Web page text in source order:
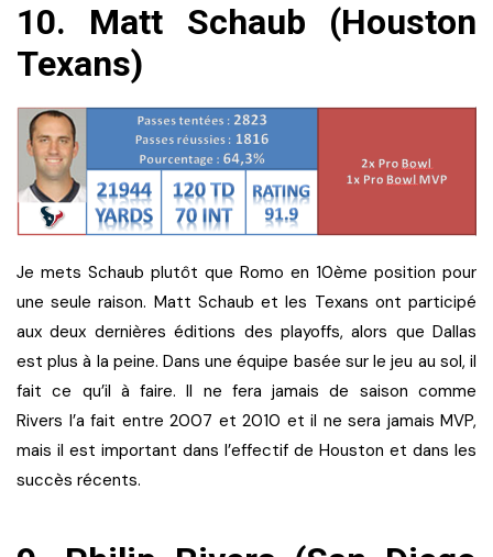
10. Matt Schaub (Houston
Texans)
Je mets Schaub plutôt que Romo en 10ème position pour
une seule raison. Matt Schaub et les Texans ont participé
aux deux dernières éditions des playoffs, alors que Dallas
est plus à la peine. Dans une équipe basée sur le jeu au sol, il
fait ce qu’il à faire. Il ne fera jamais de saison comme
Rivers l’a fait entre 2007 et 2010 et il ne sera jamais MVP,
mais il est important dans l’effectif de Houston et dans les
succès récents.